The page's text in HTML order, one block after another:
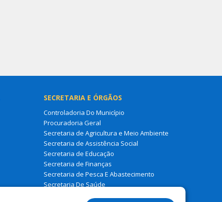
SECRETARIA E ÓRGÃOS
Controladoria Do Município
Procuradoria Geral
Secretaria de Agricultura e Meio Ambiente
Secretaria de Assistência Social
Secretaria de Educação
Secretaria de Finanças
Secretaria de Pesca E Abastecimento
Secretaria De Saúde